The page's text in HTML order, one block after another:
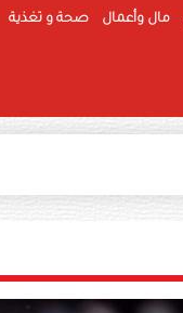
مال وأعمال صحة و تغذية